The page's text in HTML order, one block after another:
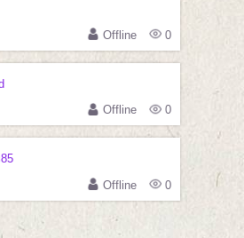
Offline
0
Offline
0
Offline
0